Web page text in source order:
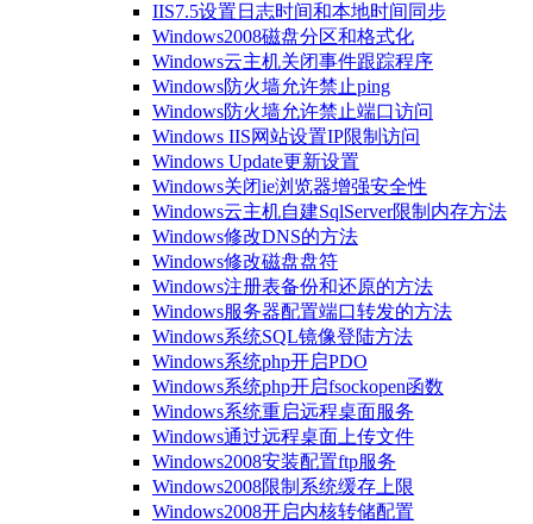
IIS7.5设置日志时间和本地时间同步
Windows2008磁盘分区和格式化
Windows云主机关闭事件跟踪程序
Windows防火墙允许禁止ping
Windows防火墙允许禁止端口访问
Windows IIS网站设置IP限制访问
Windows Update更新设置
Windows关闭ie浏览器增强安全性
Windows云主机自建SqlServer限制内存方法
Windows修改DNS的方法
Windows修改磁盘盘符
Windows注册表备份和还原的方法
Windows服务器配置端口转发的方法
Windows系统SQL镜像登陆方法
Windows系统php开启PDO
Windows系统php开启fsockopen函数
Windows系统重启远程桌面服务
Windows通过远程桌面上传文件
Windows2008安装配置ftp服务
Windows2008限制系统缓存上限
Windows2008开启内核转储配置